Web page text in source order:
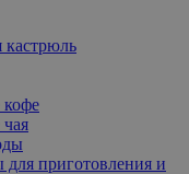
кастрюль
кофе
для приготовления и